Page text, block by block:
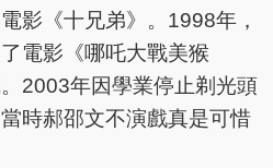
影《十兄弟》。1998年，
電影《哪吒大戰美猴
2003年因學業停止剃光頭
時郝邵文不演戲真是可惜